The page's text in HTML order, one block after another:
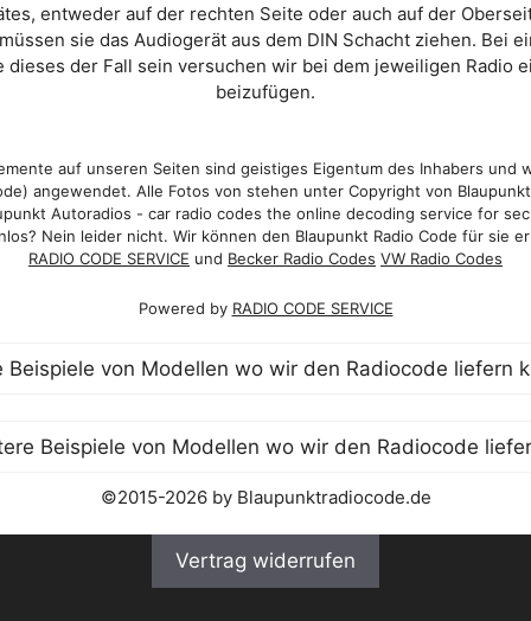
entweder auf der rechten Seite oder auch auf der
sie das Audiogerät aus dem DIN Schacht ziehen. Bei
der Fall sein versuchen wir bei dem jeweiligen Radio
beizufügen.
auf unseren Seiten sind geistiges Eigentum des Inhabers und
angewendet. Alle Fotos von stehen unter Copyright von
Autoradios - car radio codes the online decoding service for
Nein leider nicht. Wir können den Blaupunkt Radio Code für sie
RADIO CODE SERVICE und Becker Radio Codes VW Radio Codes
Powered by RADIO CODE SERVICE
©2015-2026 by Blaupunktradiocode.de
Vertrag widerrufen